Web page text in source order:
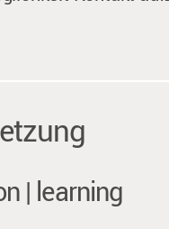
| learning